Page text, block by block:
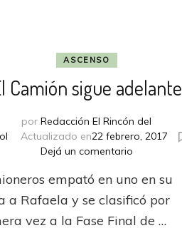
ASCENSO
Camión sigue adelante
porRedacción El Rincón del
Actualizado en22 febrero, 2017
Dejá un comentarioen
Camión
sigue
adelante
empató en uno en su
a Rafaela y se clasificó por
vez a la Fase Final de …